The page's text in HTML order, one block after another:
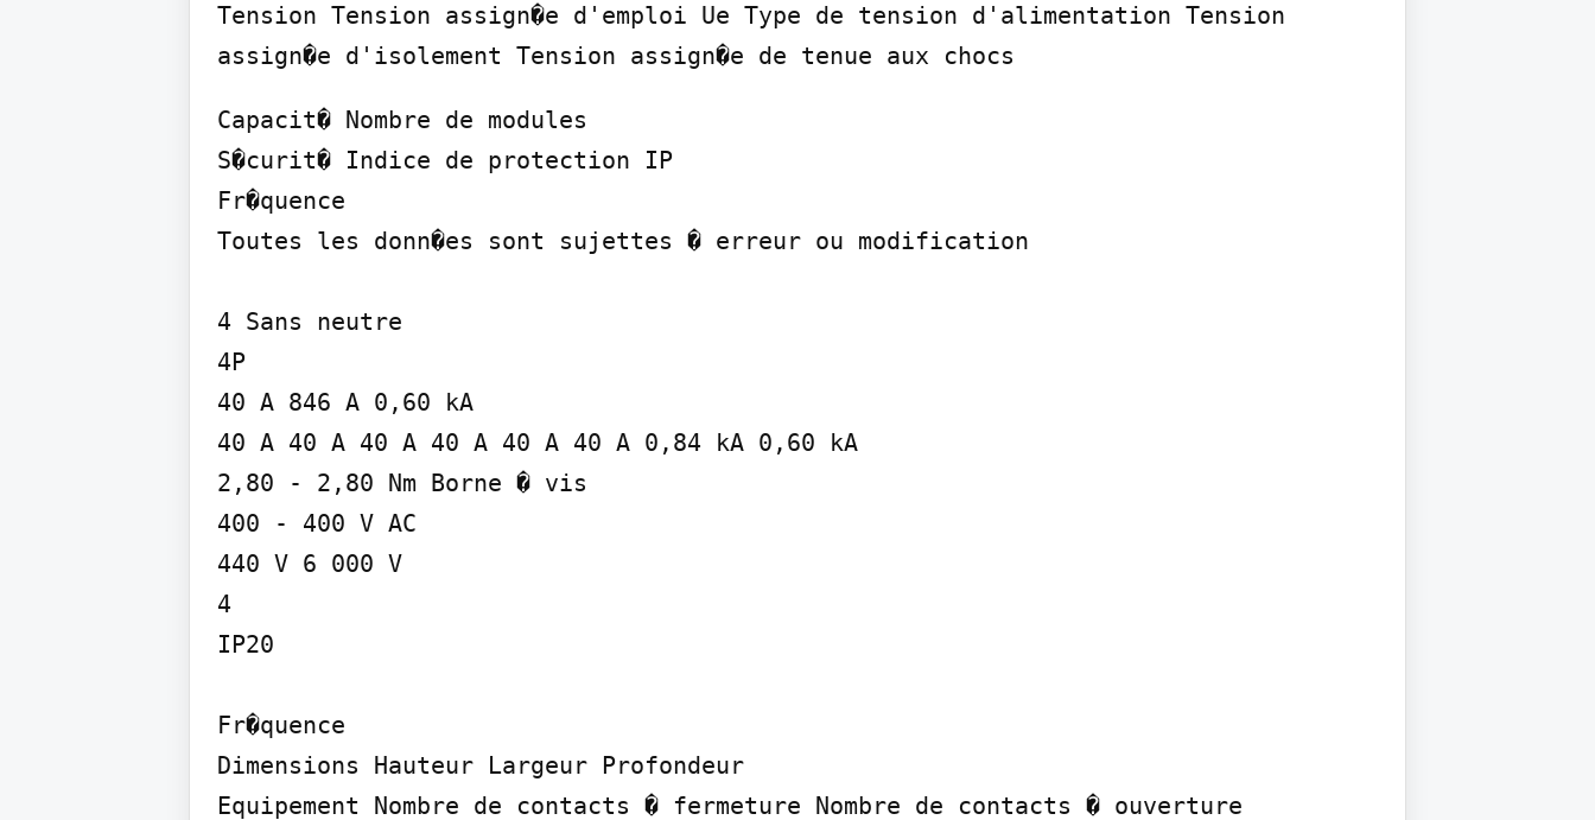
Tension Tension assign�e d'emploi Ue Type de tension d'alimentation Tension
assign�e d'isolement Tension assign�e de tenue aux chocs
Capacit� Nombre de modules
S�curit� Indice de protection IP
Fr�quence
Toutes les donn�es sont sujettes � erreur ou modification
4 Sans neutre
4P
40 A 846 A 0,60 kA
40 A 40 A 40 A 40 A 40 A 40 A 0,84 kA 0,60 kA
2,80 - 2,80 Nm Borne � vis
400 - 400 V AC
440 V 6 000 V
4
IP20
Fr�quence
Dimensions Hauteur Largeur Profondeur
Equipement Nombre de contacts � fermeture Nombre de contacts � ouverture